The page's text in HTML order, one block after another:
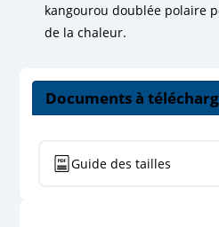
kangourou doublée polaire
de la chaleur.
Documents à
Guide des tailles